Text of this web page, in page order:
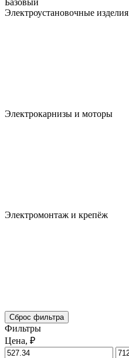
Электроустановочные изделия
Электрокарнизы и моторы
Электромонтаж и крепёж
Сброс фильтра
Фильтры
Цена, ₽